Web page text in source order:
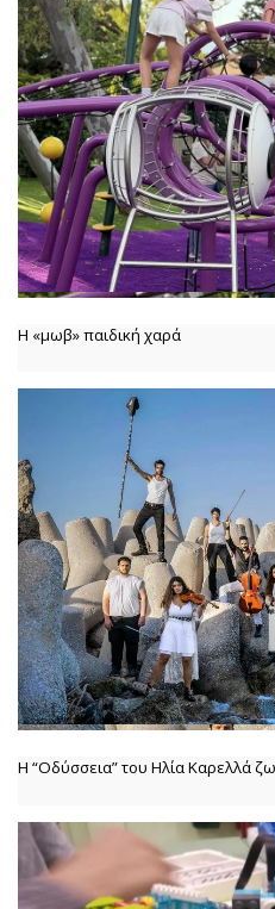
Η «μωβ» παιδική χαρά
Η “Οδύσσεια” του Ηλία Καρελλά